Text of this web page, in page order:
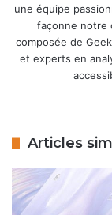
une équipe
façonne notre
composée de
et experts en
Articles